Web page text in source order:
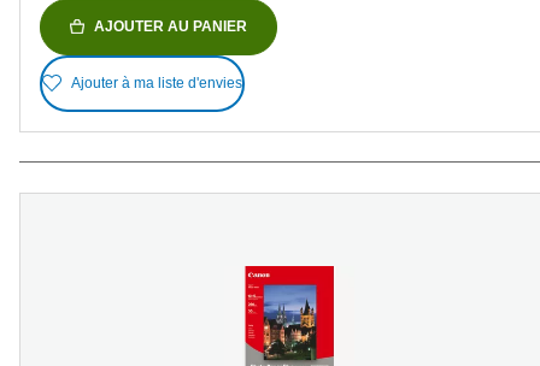
AJOUTER AU PANIER
Ajouter à ma liste d'envies